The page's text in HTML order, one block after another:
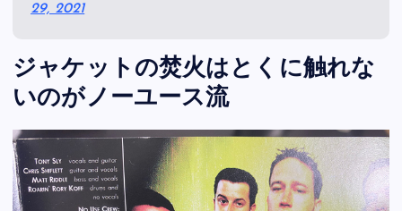
29, 2021
ジャケットの焚火はとくに触れな
いのがノーユース流